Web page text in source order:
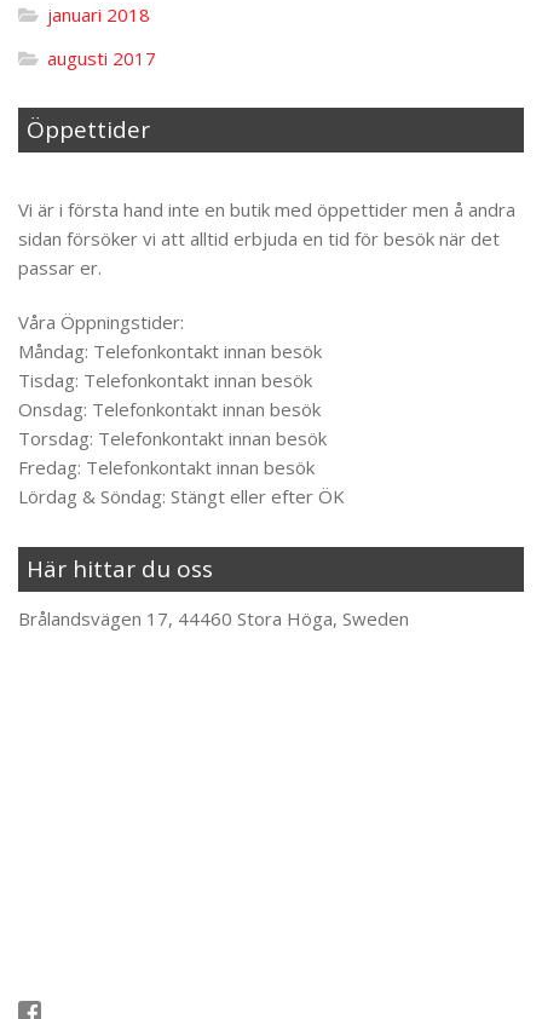
januari 2018
augusti 2017
Öppettider
Vi är i första hand inte en butik med öppettider men å andra
sidan försöker vi att alltid erbjuda en tid för besök när det
passar er.
Våra Öppningstider:
Måndag: Telefonkontakt innan besök
Tisdag: Telefonkontakt innan besök
Onsdag: Telefonkontakt innan besök
Torsdag: Telefonkontakt innan besök
Fredag: Telefonkontakt innan besök
Lördag & Söndag: Stängt eller efter ÖK
Här hittar du oss
Brålandsvägen 17, 44460 Stora Höga, Sweden